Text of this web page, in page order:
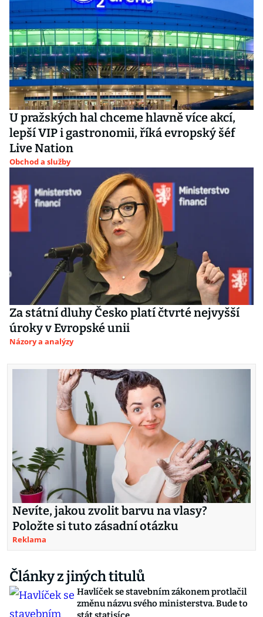
U pražských hal chceme hlavně více akcí,
lepší VIP i gastronomii, říká evropský šéf
Live Nation
Obchod a služby
Za státní dluhy Česko platí čtvrté nejvyšší
úroky v Evropské unii
Názory a analýzy
Nevíte, jakou zvolit barvu na vlasy?
Položte si tuto zásadní otázku
Reklama
Články z jiných titulů
Havlíček se stavebním zákonem protlačil
změnu názvu svého ministerstva. Bude to